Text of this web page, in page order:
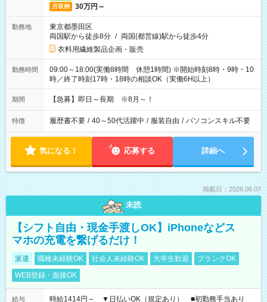
月収例 30万円～
勤務地
東京都墨田区
両国駅から徒歩8分 / 両国(都営線)駅から徒歩4分
衣料用繊維製品企画・販売
勤務時間
09:00～18:00(実働8時間 休憩1時間) ※開始時刻8時・9時・10
時／終了時刻17時・18時の相談OK（実働6H以上）
期間 【急募】即日～長期 ※8月～！
特徴 履歴書不要 / 40～50代活躍中 / 服装自由 / パソコンスキル不要
気になる！ 応募する 詳細へ
掲載日：2026.08.07
未読
【シフト自由・現金手渡しOK】iPhoneなどス
マホの充電を繋げるだけ！
派遣 職種未経験OK 社会人未経験OK 大学生歓迎
ブランクOK
WEB登録・面接OK
給与 時給1414円～ ▼日払いOK（規定あり） ■初勤務手当あり